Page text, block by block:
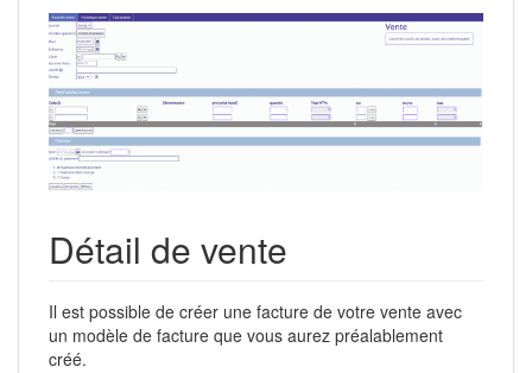
Détail de vente
Il est possible de créer une facture de votre vente avec
un modèle de facture que vous aurez préalablement
créé.